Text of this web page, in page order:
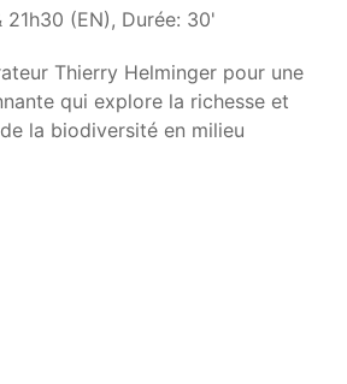
21h30 (EN), Durée: 30'
Thierry Helminger pour une
qui explore la richesse et
la biodiversité en milieu